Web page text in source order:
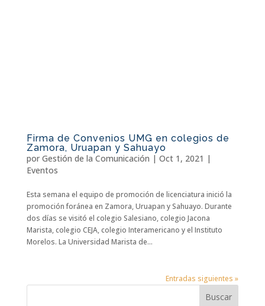
Firma de Convenios UMG en colegios de
Zamora, Uruapan y Sahuayo
por Gestión de la Comunicación | Oct 1, 2021 |
Eventos
Esta semana el equipo de promoción de licenciatura inició la
promoción foránea en Zamora, Uruapan y Sahuayo. Durante
dos días se visitó el colegio Salesiano, colegio Jacona
Marista, colegio CEJA, colegio Interamericano y el Instituto
Morelos. La Universidad Marista de...
Entradas siguientes »